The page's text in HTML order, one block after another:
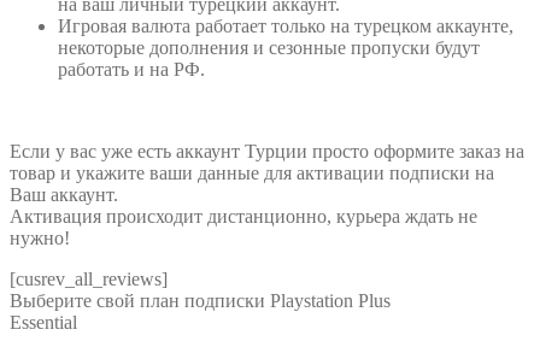
на ваш личный турецкий аккаунт.
Игровая валюта работает только на турецком аккаунте,
некоторые дополнения и сезонные пропуски будут
работать и на РФ.
Если у вас уже есть аккаунт Турции просто оформите заказ на
товар и укажите ваши данные для активации подписки на
Ваш аккаунт.
Активация происходит дистанционно, курьера ждать не
нужно!
[cusrev_all_reviews]
Выберите свой план подписки Playstation Plus
Essential